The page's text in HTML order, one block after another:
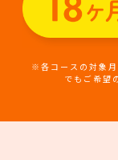
※各コースの対象
でもご希望